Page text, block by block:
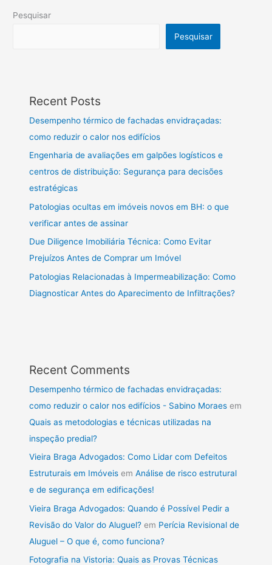
Pesquisar
Pesquisar
Recent Posts
Desempenho térmico de fachadas envidraçadas:
como reduzir o calor nos edifícios
Engenharia de avaliações em galpões logísticos e
centros de distribuição: Segurança para decisões
estratégicas
Patologias ocultas em imóveis novos em BH: o que
verificar antes de assinar
Due Diligence Imobiliária Técnica: Como Evitar
Prejuízos Antes de Comprar um Imóvel
Patologias Relacionadas à Impermeabilização: Como
Diagnosticar Antes do Aparecimento de Infiltrações?
Recent Comments
Desempenho térmico de fachadas envidraçadas:
como reduzir o calor nos edifícios - Sabino Moraes em
Quais as metodologias e técnicas utilizadas na
inspeção predial?
Vieira Braga Advogados: Como Lidar com Defeitos
Estruturais em Imóveis emAnálise de risco estrutural
e de segurança em edificações!
Vieira Braga Advogados: Quando é Possível Pedir a
Revisão do Valor do Aluguel? em Perícia Revisional de
Aluguel – O que é, como funciona?
Fotografia na Vistoria: Quais as Provas Técnicas